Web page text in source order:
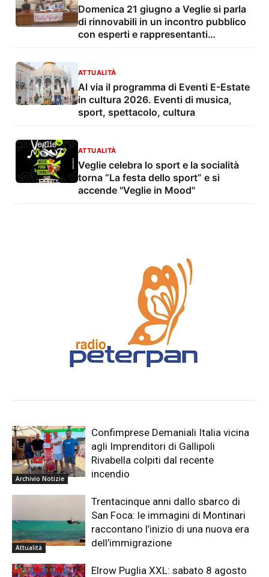
Domenica 21 giugno a Veglie si parla
di rinnovabili in un incontro pubblico
con esperti e rappresentanti
ATTUALITÀ
Al via il programma di Eventi E-Estate
in cultura 2026. Eventi di musica,
sport, spettacolo, cultura
ATTUALITÀ
Veglie celebra lo sport e la socialità
torna “La festa dello sport” e si
accende "Veglie in Mood"
Archivio Notizie
Confimprese Demaniali Italia vicina
agli Imprenditori di Gallipoli
Rivabella colpiti dal recente
incendio
Attualità
Trentacinque anni dallo sbarco di
San Foca: le immagini di Montinari
raccontano l’inizio di una nuova era
dell’immigrazione
Elrow Puglia XXL: sabato 8 agosto